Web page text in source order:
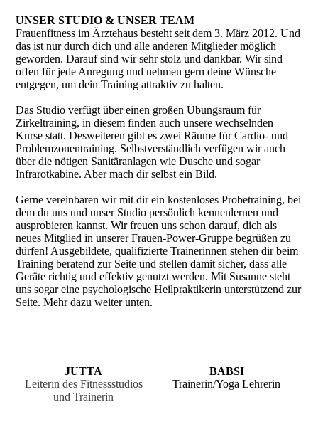
UNSER STUDIO & UNSER TEAM
Frauenfitness im Ärztehaus besteht seit dem 3. März 2012. Und
das ist nur durch dich und alle anderen Mitglieder möglich
geworden. Darauf sind wir sehr stolz und dankbar. Wir sind
offen für jede Anregung und nehmen gern deine Wünsche
entgegen, um dein Training attraktiv zu halten.
Das Studio verfügt über einen großen Übungsraum für
Zirkeltraining, in diesem finden auch unsere wechselnden
Kurse statt. Desweiteren gibt es zwei Räume für Cardio- und
Problemzonentraining. Selbstverständlich verfügen wir auch
über die nötigen Sanitäranlagen wie Dusche und sogar
Infrarotkabine. Aber mach dir selbst ein Bild.
Gerne vereinbaren wir mit dir ein kostenloses Probetraining, bei
dem du uns und unser Studio persönlich kennenlernen und
ausprobieren kannst. Wir freuen uns schon darauf, dich als
neues Mitglied in unserer Frauen-Power-Gruppe begrüßen zu
dürfen! Ausgebildete, qualifizierte Trainerinnen stehen dir beim
Training beratend zur Seite und stellen damit sicher, dass alle
Geräte richtig und effektiv genutzt werden. Mit Susanne steht
uns sogar eine psychologische Heilpraktikerin unterstützend zur
Seite. Mehr dazu weiter unten.
JUTTA
Leiterin des Fitnessstudios
undTrainerin
BABSI
Trainerin/Yoga Lehrerin